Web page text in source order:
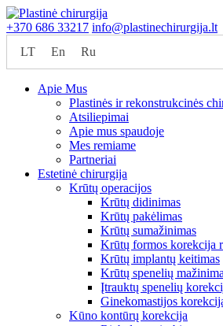
+370 686 33217 info@plastinechirurgija.lt
LT
En Ru
Apie Mus
Plastinės ir rekonstrukcinės
Atsiliepimai
Apie mus spaudoje
Mes remiame
Partneriai
Estetinė chirurgija
Krūtų operacijos
Krūtų didinimas
Krūtų pakėlimas
Krūtų sumažinimas
Krūtų formos korekcija
Krūtų implantų keitimas
Krūtų spenelių
Įtrauktų spenelių
Ginekomastijos
Kūno kontūrų korekcija